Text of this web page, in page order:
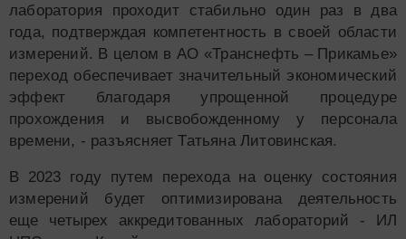
лаборатория проходит стабильно один раз в два
года, подтверждая компетентность в своей области
измерений. В целом в АО «Транснефть – Прикамье»
переход обеспечивает значительный экономический
эффект благодаря упрощенной процедуре
прохождения и высвобожденному у персонала
времени, - разъясняет Татьяна Литовинская.
В 2023 году путем перехода на оценку состояния
измерений будет оптимизирована деятельность
еще четырех аккредитованных лабораторий - ИЛ